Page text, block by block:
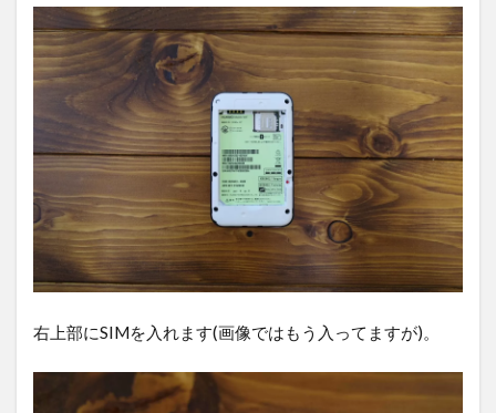
右上部にSIMを入れます(画像ではもう入ってますが)。